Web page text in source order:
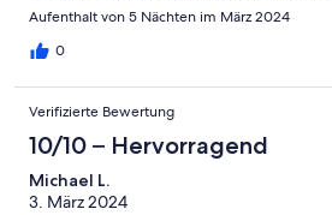
Aufenthalt von 5 Nächten im März 2024
0
Verifizierte Bewertung
10/10 – Hervorragend
Michael L.
3. März 2024